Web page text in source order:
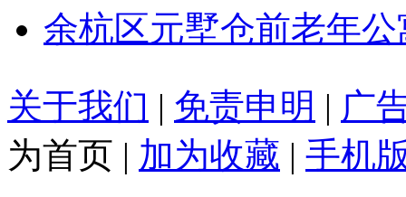
余杭区元墅仓前老年公
关于我们 | 免责申明 | 广
为首页 | 加为收藏 | 手机